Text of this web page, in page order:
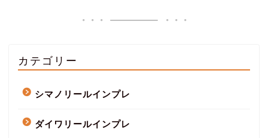
カテゴリー
シマノリールインプレ
ダイワリールインプレ